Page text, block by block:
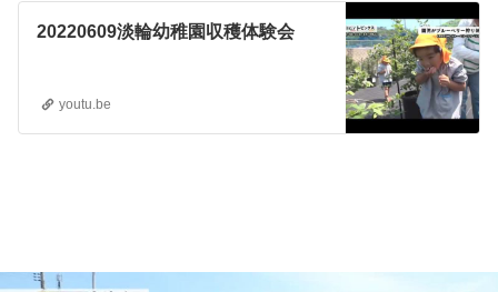
20220609淡輪幼稚園収穫体験会
youtu.be